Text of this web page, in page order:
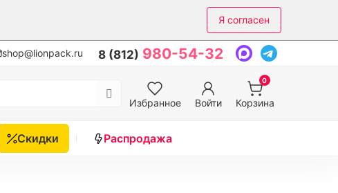
Я согласен
shop@lionpack.ru 8 (812) 980-54-32
Избранное Войти
0
Корзина
Скидки Распродажа